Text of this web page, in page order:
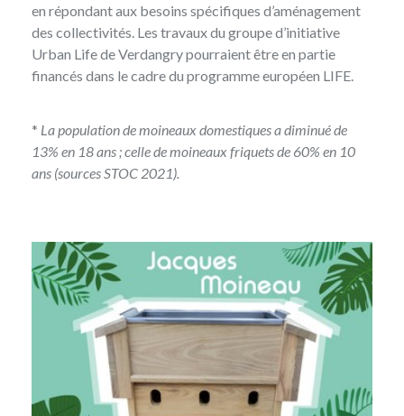
en répondant aux besoins spécifiques d’aménagement
des collectivités. Les travaux du groupe d’initiative
Urban Life de Verdangry pourraient être en partie
financés dans le cadre du programme européen LIFE.
* La population de moineaux domestiques a diminué de
13% en 18 ans ; celle de moineaux friquets de 60% en 10
ans (sourcesSTOC 2021).